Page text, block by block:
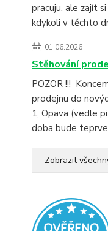
pracuju, ale zajít
kdykoli v těchto
01.06.2026
Stěhování
POZOR !!!
prodejnu do
1, Opava (vedle
doba bude teprve
Zobrazit